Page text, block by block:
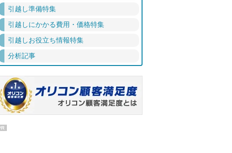
引越し準備特集
引越しにかかる費用・価格特集
引越しお役立ち情報特集
分析記事